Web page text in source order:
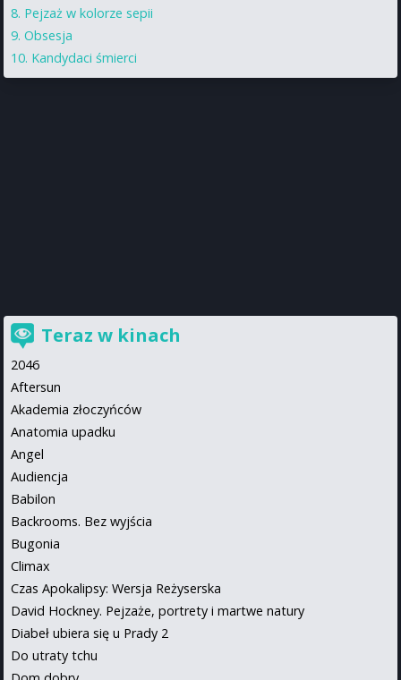
Pejzaż w kolorze sepii
Obsesja
Kandydaci śmierci
Teraz w kinach
2046
Aftersun
Akademia złoczyńców
Anatomia upadku
Angel
Audiencja
Babilon
Backrooms. Bez wyjścia
Bugonia
Climax
Czas Apokalipsy: Wersja Reżyserska
David Hockney. Pejzaże, portrety i martwe natury
Diabeł ubiera się u Prady 2
Do utraty tchu